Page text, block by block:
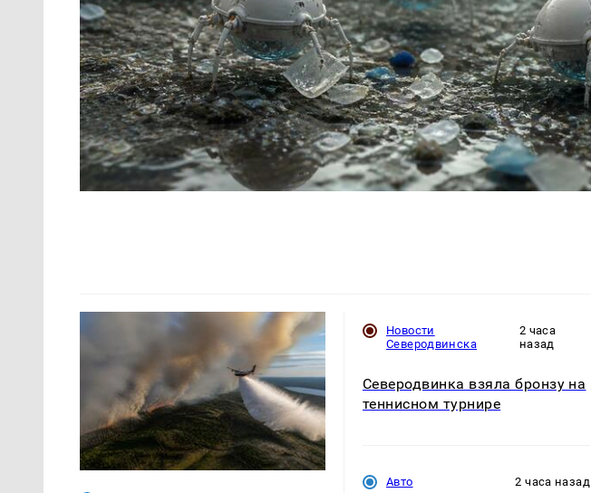
Новости
Северодвинска
2 часа
назад
Северодвинка взяла бронзу на
теннисном турнире
Авто 2 часа назад